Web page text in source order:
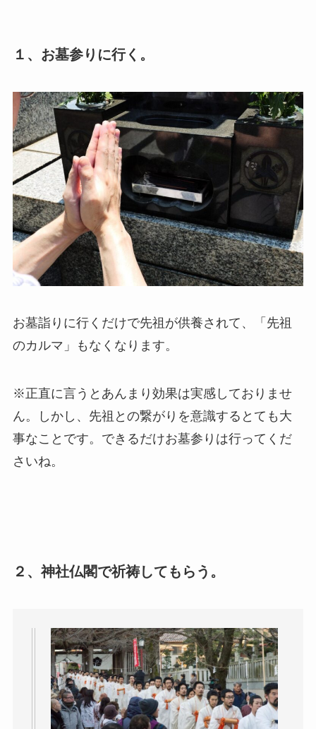
１、お墓参りに行く。
お墓詣りに行くだけで先祖が供養されて、「先祖
のカルマ」もなくなります。
※正直に言うとあんまり効果は実感しておりませ
ん。しかし、先祖との繋がりを意識するとても大
事なことです。できるだけお墓参りは行ってくだ
さいね。
２、神社仏閣で祈祷してもらう。